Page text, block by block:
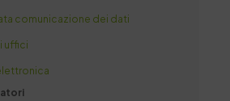
comunicazione dei dati
uffici